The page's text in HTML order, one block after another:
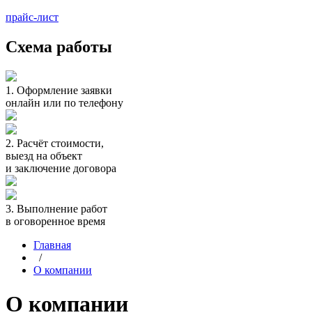
прайс-лист
Схема работы
1. Оформление заявки
онлайн или по телефону
2. Расчёт стоимости,
выезд на объект
и заключение договора
3. Выполнение работ
в оговоренное время
Главная
/
О компании
О компании